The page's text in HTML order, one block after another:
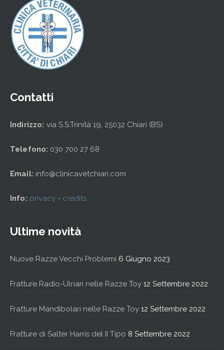
Contatti
Indirizzo: via S.S.Trinità 19, 25032 Chiari (BS)
Telefono: 030 700 27 68
Email: info@clinicavetchiari.com
Info: privacy - credits
Ultime novità
Nuove Razze Vecchi Problemi 6 Giugno 2023
Fratture Radio-Ulnari nelle Razze Toy 12 Settembre 2022
Fratture Mandibolari nelle Razze Toy 12 Settembre 2022
Fratture di Salter Harris del II Tipo 8 Settembre 2022